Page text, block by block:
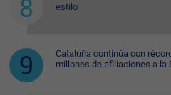
estilo
Cataluña continúa con
millones de afiliaciones a la